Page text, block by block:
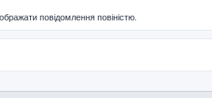
повідомлення повіністю.